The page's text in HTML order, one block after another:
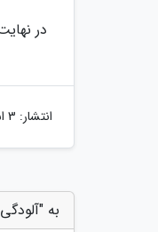
در
انتشار: 3 اسفند 1404
به